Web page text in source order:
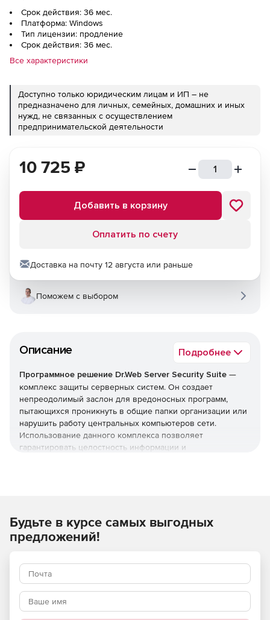
Срок действия: 36 мес.
Платформа: Windows
Тип лицензии: продление
Срок действия: 36 мес.
Все характеристики
Доступно только юридическим лицам и ИП – не
предназначено для личных, семейных, домашних и иных
нужд, не связанных с осуществлением
предпринимательской деятельности
Описание Подробнее
Программное решение Dr.Web Server Security Suite —
комплекс защиты серверных систем. Он создает
непреодолимый заслон для вредоносных программ,
пытающихся проникнуть в общие папки организации или
нарушить работу центральных компьютеров сети.
Использование данного комплекса позволяет
гарантировать целостность информации и
05 Добыча угля
06 Добыча нефти и природного газа
08.99.32 Добыча алмазов
10 725 ₽
Добавить в корзину
Оплатить по счету
Доставка на почту 12 августа или раньше
Поможем с выбором
Будьте в курсе самых выгодных
предложений!